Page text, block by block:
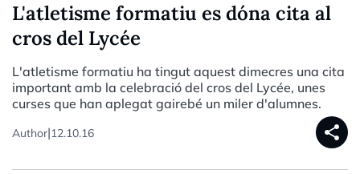
L'atletisme formatiu es dóna cita al
cros del Lycée
L'atletisme formatiu ha tingut aquest dimecres una cita
important amb la celebració del cros del Lycée, unes
curses que han aplegat gairebé un miler d'alumnes.
Author|12.10.16 share